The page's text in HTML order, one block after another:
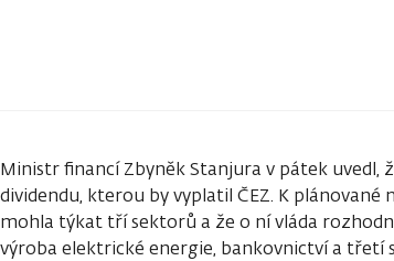
Ministr financí Zbyněk Stanjura v pátek uvedl,
dividendu, kterou by vyplatil ČEZ. K
mohla týkat tří sektorů a že o ní vláda
výroba elektrické energie, bankovnictví a třetí